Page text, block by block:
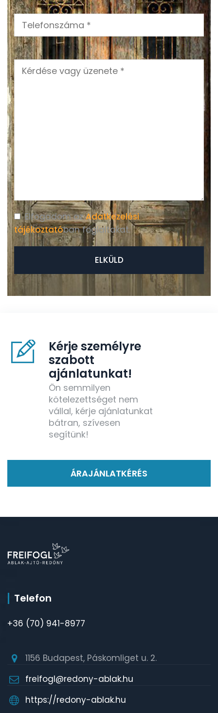
Elfogadom azAdatkezelési
tájékoztatóban foglaltakat.
Kérje személyre
szabott
ajánlatunkat!
Ön semmilyen
kötelezettséget nem
vállal, kérje ajánlatunkat
bátran, szívesen
segítünk!
ÁRAJÁNLATKÉRÉS
Telefon
+36 (70) 941-8977
1156 Budapest, Páskomliget u. 2.
freifogl@redony-ablak.hu
https://redony-ablak.hu